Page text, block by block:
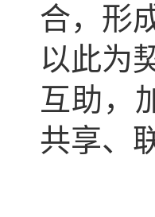
合，形
以此为
互助，
共享、